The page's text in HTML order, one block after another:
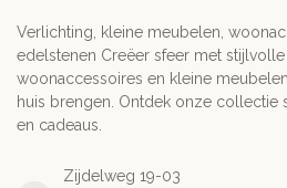
Verlichting, kleine meubelen,
edelstenen Creëer sfeer met stijlvolle
woonaccessoires en kleine
huis brengen. Ontdek onze collectie
en cadeaus.
Zijdelweg 19-03